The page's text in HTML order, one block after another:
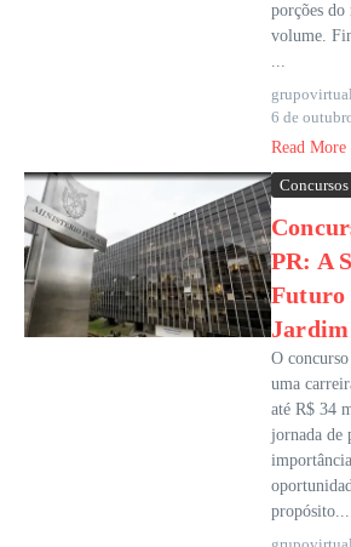
porções do
volume.
...
6 de
Read More
PR: A
Futuro
O
uma
até R$ 34
jornada de